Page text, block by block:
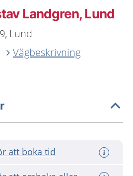
Landgren, Lund
Lund
Vägbeskrivning
att boka tid